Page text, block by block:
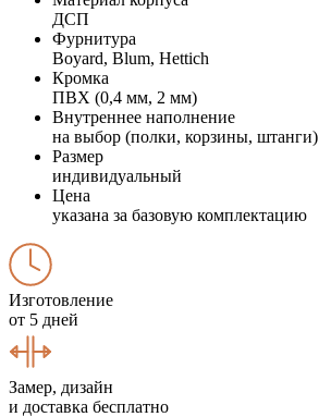
ДСП
Фурнитура
Boyard, Blum, Hettich
Кромка
ПВХ (0,4 мм, 2 мм)
Внутреннее наполнение
на выбор (полки, корзины, штанги)
Размер
индивидуальный
Цена
указана за базовую комплектацию
Изготовление
от 5 дней
Замер, дизайн
и доставка бесплатно